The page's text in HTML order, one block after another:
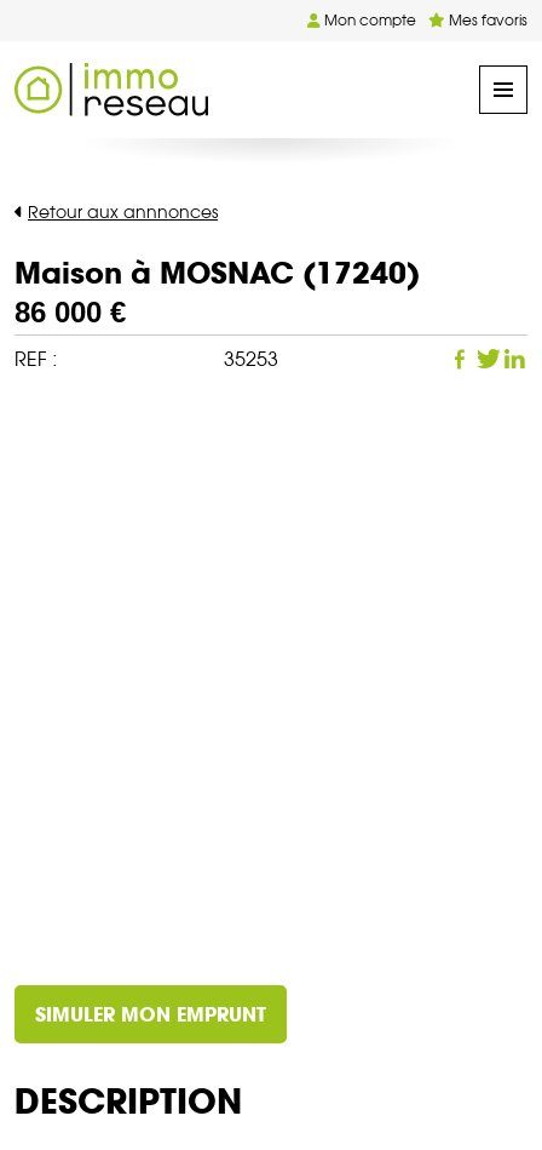
Mon compte Mes favoris
Retour aux annnonces
Maison à MOSNAC (17240)
86 000 €
REF : 35253
SIMULER MON EMPRUNT
DESCRIPTION